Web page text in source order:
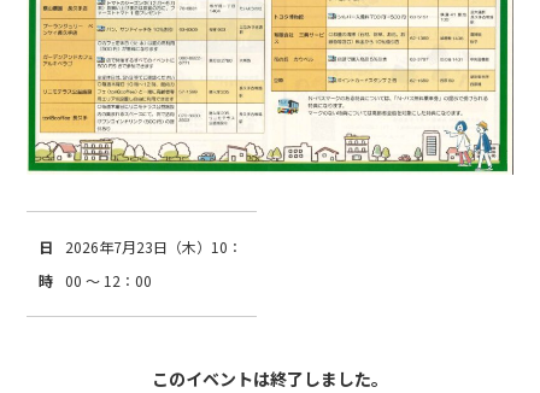
日
時
2026年7月23日（木）10：
00 ～ 12：00
このイベントは終了しました。